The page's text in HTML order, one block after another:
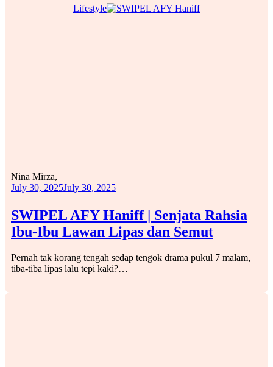
Lifestyle
SWIPEL AFY Haniff | Senjata Rahsia
Ibu-Ibu Lawan Lipas dan Semut
Nina Mirza,
July 30, 2025July 30, 2025
Pernah tak korang tengah sedap tengok drama pukul 7 malam,
tiba-tiba lipas lalu tepi kaki?…